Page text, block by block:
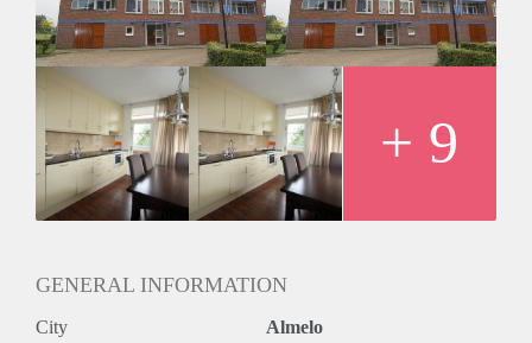
BIJZONDERHEDEN:
- Beschikbaar per 1 september 2022 voor onbepaalde tijd
- Minimale huurtermijn 12 maanden
- Huurprijs € 760,- per maand incl serv.kosten en excl. g/w/e
- Waarborgsom 1 maand huur
- Berging in onderbouw;
Geïnteresseerd? Schrijf u in op www.verhuurpro.nl en stuur
een mail naar almelo@verhuurpro.nl.
Deze advertentie op internet en op Facebook is slechts ter
onjuistheden kunnen geen rechten worden ontleend.
+ 9
GENERAL INFORMATION
City Almelo